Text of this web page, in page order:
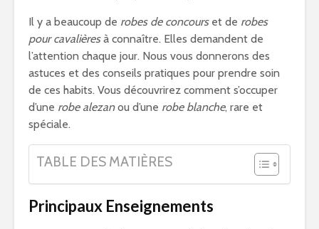
Il y a beaucoup de robes de concourset de robes
pour cavalièresà connaître. Elles demandent de
l’attention chaque jour. Nous vous donnerons des
astuces et des conseils pratiques pour prendre soin
de ces habits. Vous découvrirez comment s’occuper
d’une robe alezanou d’une robe blanche, rare et
spéciale.
TABLE DES MATIÈRES
Principaux Enseignements